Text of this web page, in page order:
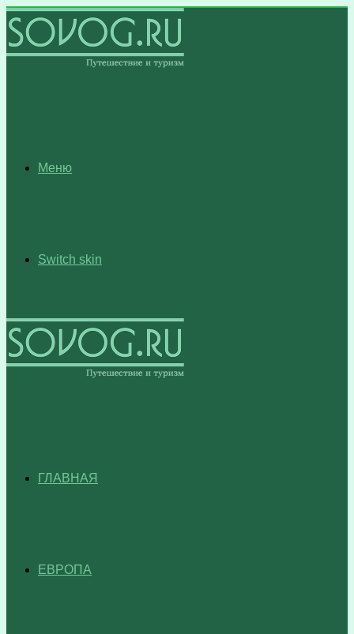
Меню
Switch skin
ГЛАВНАЯ
ЕВРОПА